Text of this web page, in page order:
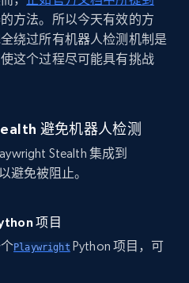
方法。所以今天有效的方
绕过所有机器人检测机制是
这个过程尽可能具有挑战
避免机器人检测
Stealth 集成到
避免被阻止。
项目
PlaywrightPython 项目，可